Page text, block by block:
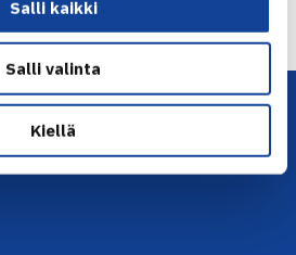
Salli kaikki
Salli valinta
Kiellä
Viikkoennakko 43/2023 – →